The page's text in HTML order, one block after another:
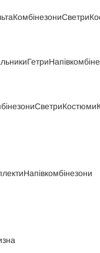
КомбінезониСветри
Гетри
СветриКостюми
Напівкомбінезони